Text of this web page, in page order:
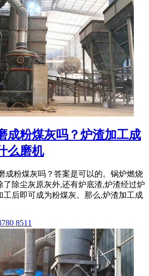
成粉煤灰吗？炉渣加工成
么磨机
成粉煤灰吗？答案是可以的。锅炉燃烧
了除尘灰原灰外,还有炉底渣,炉渣经过炉
工后即可成为粉煤灰。那么,炉渣加工成
8511